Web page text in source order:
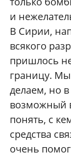
и
В Сирии,
всякого
пришлось
границу. Мы
делаем, но
возможный
понять, с
средства
очень